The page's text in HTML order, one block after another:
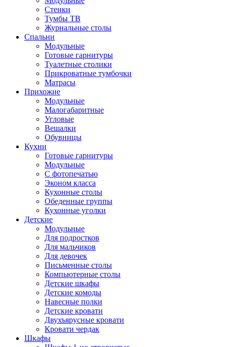
Стенки
Тумбы ТВ
Журнальные столы
Спальни
Модульные
Готовые гарнитуры
Туалетные столики
Прикроватные тумбочки
Матрасы
Прихожие
Модульные
Малогабаритные
Угловые
Вешалки
Обувницы
Кухни
Готовые гарнитуры
Модульные
С фотопечатью
Эконом класса
Кухонные столы
Обеденные группы
Кухонные уголки
Детские
Модульные
Для подростков
Для мальчиков
Для девочек
Письменные столы
Компьютерные столы
Детские шкафы
Детские комоды
Навесные полки
Детские кровати
Двухъярусные кровати
Кровати чердак
Шкафы